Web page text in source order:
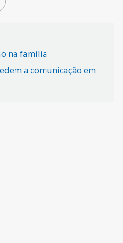
na familia
a comunicação em